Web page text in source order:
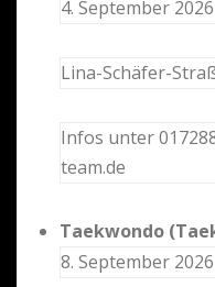
4. September
Lina-Schäfer-
Infos unter
team.de
Taekwondo
8. September